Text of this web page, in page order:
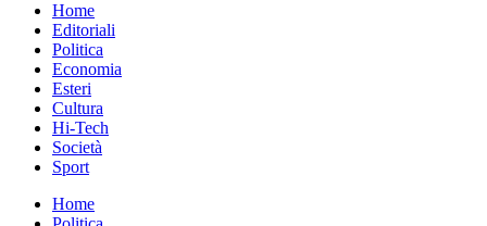
Home
Editoriali
Politica
Economia
Esteri
Cultura
Hi-Tech
Società
Sport
Home